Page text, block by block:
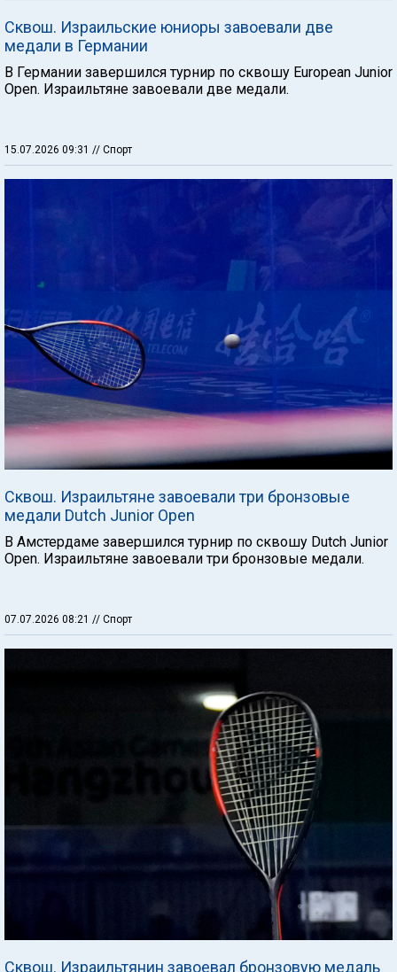
Сквош. Израильские юниоры завоевали две
медали в Германии
В Германии завершился турнир по сквошу European Junior
Open. Израильтяне завоевали две медали.
15.07.2026 09:31 // Спорт
Сквош. Израильтяне завоевали три бронзовые
медали Dutch Junior Open
В Амстердаме завершился турнир по сквошу Dutch Junior
Open. Израильтяне завоевали три бронзовые медали.
07.07.2026 08:21 // Спорт
Сквош. Израильтянин завоевал бронзовую медаль